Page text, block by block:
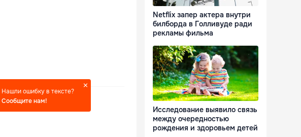
Нашли ошибку в тексте?
Сообщите нам!
Netflix запер актера внутри
билборда в Голливуде ради
рекламы фильма
Исследование выявило связь
между очередностью
рождения и здоровьем детей